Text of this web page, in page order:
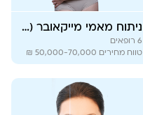
ניתוח מאמי מייקאובר (Mommy Makeover)
6 רופאים
טווח מחירים 50,000-70,000 ₪